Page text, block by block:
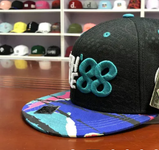
PRIVACY
POLICY